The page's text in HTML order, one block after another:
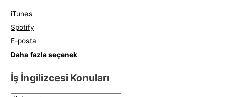
iTunes
Spotify
E-posta
Daha fazla seçenek
İş İngilizcesi Konuları